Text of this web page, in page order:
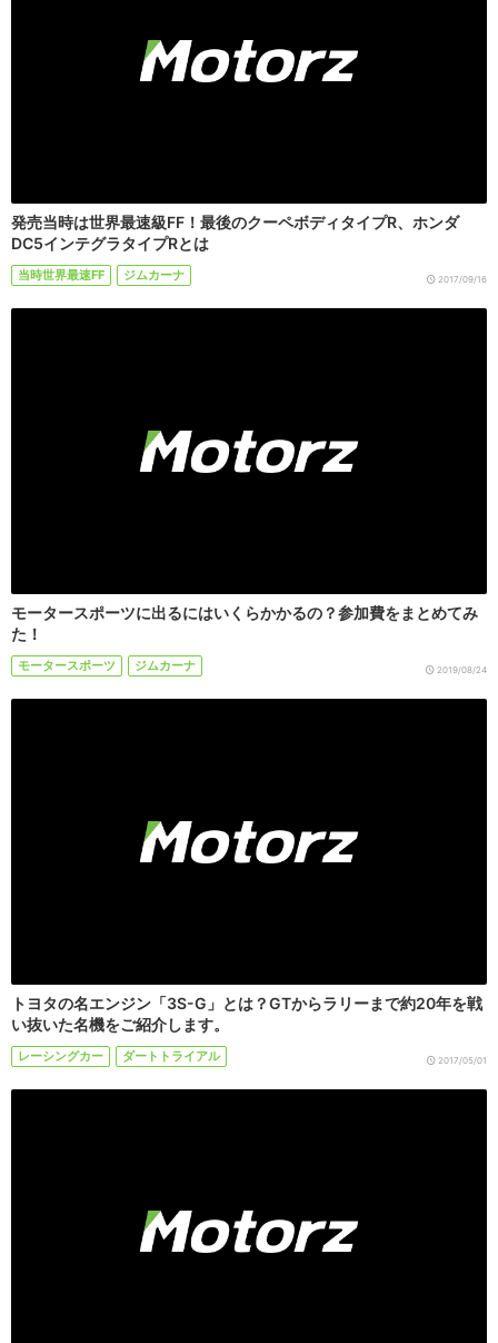
発売当時は世界最速級FF！最後のクーペボディタイプR、ホンダ
DC5インテグラタイプRとは
当時世界最速FF ジムカーナ 2017/09/16
モータースポーツに出るにはいくらかかるの？参加費をまとめてみ
た！
モータースポーツ ジムカーナ 2019/08/24
トヨタの名エンジン「3S-G」とは？GTからラリーまで約20年を戦
い抜いた名機をご紹介します。
レーシングカー ダートトライアル 2017/05/01